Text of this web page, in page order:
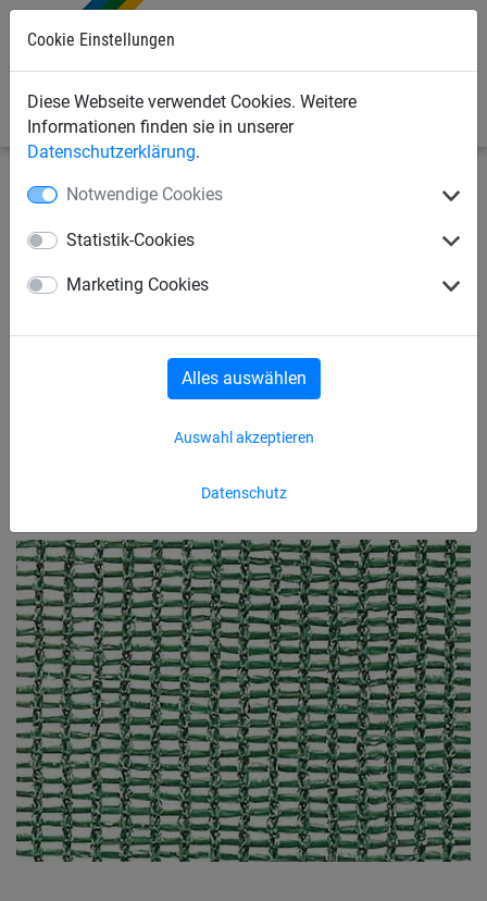
Cookie Einstellungen
Diese Webseite verwendet Cookies. Weitere
Informationen finden sie in unserer
Datenschutzerklärung.
Notwendige Cookies
Statistik-Cookies
Marketing Cookies
Datenschutz
Auswahl akzeptieren
Alles auswählen
Industrienetze
Verschiedene luftdurchlässige Planen
Plane aus Polyethylen, ca. 200
g/m²